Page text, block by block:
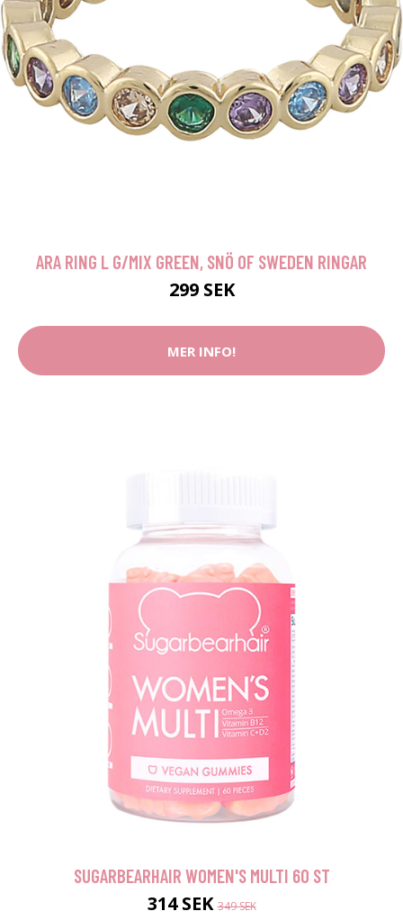
ARA RING L G/MIX GREEN, SNÖ OF SWEDEN RINGAR
299 SEK
MER INFO!
SUGARBEARHAIR WOMEN'S MULTI 60 ST
314 SEK349 SEK